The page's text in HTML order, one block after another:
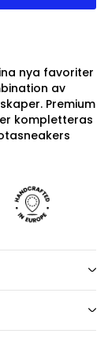
nya favoriter
av
Premium
kompletteras